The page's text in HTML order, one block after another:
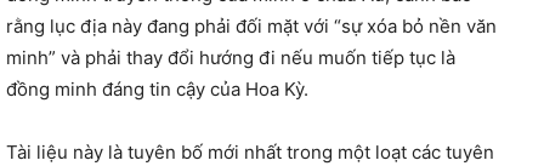
rằng lục địa này đang phải đối mặt với “sự xóa bỏ nền văn
minh” và phải thay đổi hướng đi nếu muốn tiếp tục là
đồng minh đáng tin cậy của Hoa Kỳ.
Tài liệu này là tuyên bố mới nhất trong một loạt các tuyên